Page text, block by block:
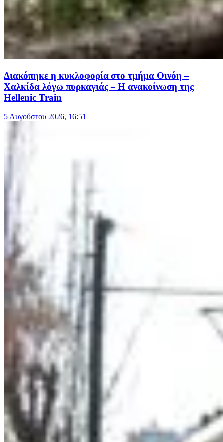
Διακόπηκε η κυκλοφορία στo τμήμα Οινόη –
Χαλκίδα λόγω πυρκαγιάς – Η ανακοίνωση της
Hellenic Train
5 Αυγούστου 2026, 16:51